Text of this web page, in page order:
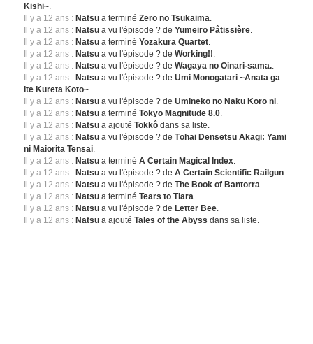
Kishi~.
Il y a 12 ans : Natsu a terminéZero no Tsukaima.
Il y a 12 ans : Natsu a vu l'épisode ? deYumeiro Pâtissière.
Il y a 12 ans : Natsu a terminéYozakura Quartet.
Il y a 12 ans : Natsu a vu l'épisode ? deWorking!!.
Il y a 12 ans : Natsu a vu l'épisode ? deWagaya no Oinari-sama..
Il y a 12 ans : Natsu a vu l'épisode ? deUmi Monogatari ~Anata ga
Ite Kureta Koto~.
Il y a 12 ans : Natsu a vu l'épisode ? deUmineko no Naku Koro ni.
Il y a 12 ans : Natsu a terminéTokyo Magnitude 8.0.
Il y a 12 ans : Natsu a ajoutéTokkô dans sa liste.
Il y a 12 ans : Natsu a vu l'épisode ? deTōhai Densetsu Akagi: Yami
ni Maiorita Tensai.
Il y a 12 ans : Natsu a terminéA Certain Magical Index.
Il y a 12 ans : Natsu a vu l'épisode ? deA Certain Scientific Railgun.
Il y a 12 ans : Natsu a vu l'épisode ? deThe Book of Bantorra.
Il y a 12 ans : Natsu a terminéTears to Tiara.
Il y a 12 ans : Natsu a vu l'épisode ? de Letter Bee.
Il y a 12 ans : Natsu a ajoutéTales of the Abyss dans sa liste.